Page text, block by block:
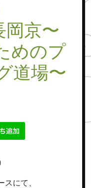
岡京〜
めのプ
道場〜
にて、